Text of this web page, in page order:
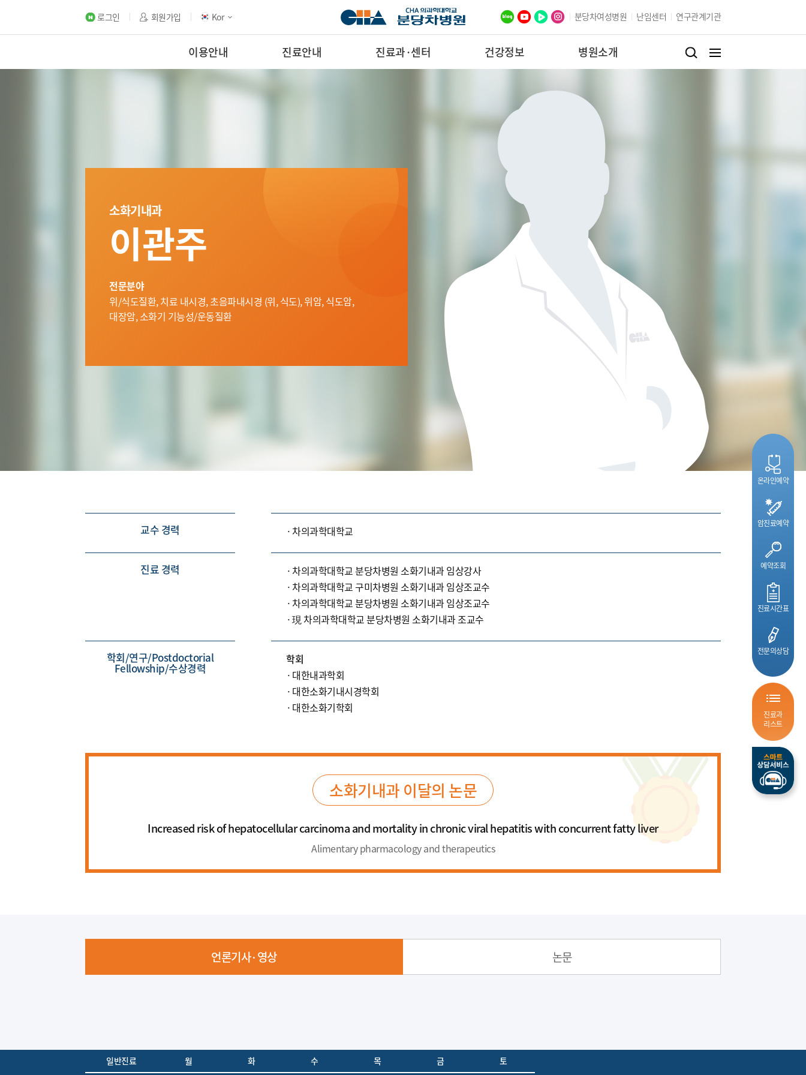
로그인 회원가입 Kor 분당차여성병원 난임센터 연구관계기관
이용안내 진료안내 진료과·센터 건강정보 병원소개
온라인예약
암진료예약
예약조회
진료시간표
전문의상담
진료과
리스트
일반진료 월 화 수 목 금 토
소화기내과
이관주
전문분야
위/식도질환, 치료 내시경, 초음파내시경 (위, 식도), 위암, 식도암,
대장암, 소화기 기능성/운동질환
교수 경력 차의과학대학교
진료 경력
차의과학대학교 분당차병원 소화기내과 임상강사
차의과학대학교 구미차병원 소화기내과 임상조교수
차의과학대학교 분당차병원 소화기내과 임상조교수
現 차의과학대학교 분당차병원 소화기내과 조교수
학회/연구/Postdoctorial
Fellowship/수상경력
학회
대한내과학회
대한소화기내시경학회
대한소화기학회
소화기내과 이달의 논문
Increased risk of hepatocellular carcinoma and mortality in chronic viral hepatitis with concurrent fatty liver
Alimentary pharmacology and therapeutics
언론기사·영상 논문